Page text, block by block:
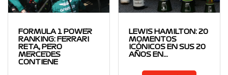
FORMULA 1 POWER
RANKING: FERRARI
RETA, PERO
MERCEDES
CONTIENE
LEWIS HAMILTON: 20
MOMENTOS
ICÓNICOS EN SUS 20
AÑOS EN…